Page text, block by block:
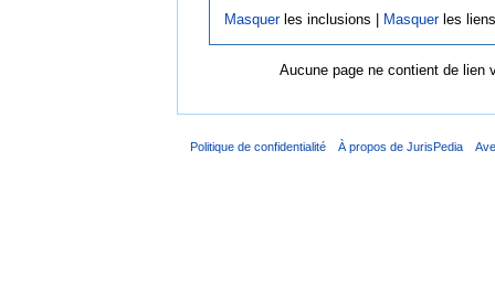
Masquerles inclusions | Masquerles
Aucune page ne contient de lien
Politique de confidentialité À propos de JurisPedia